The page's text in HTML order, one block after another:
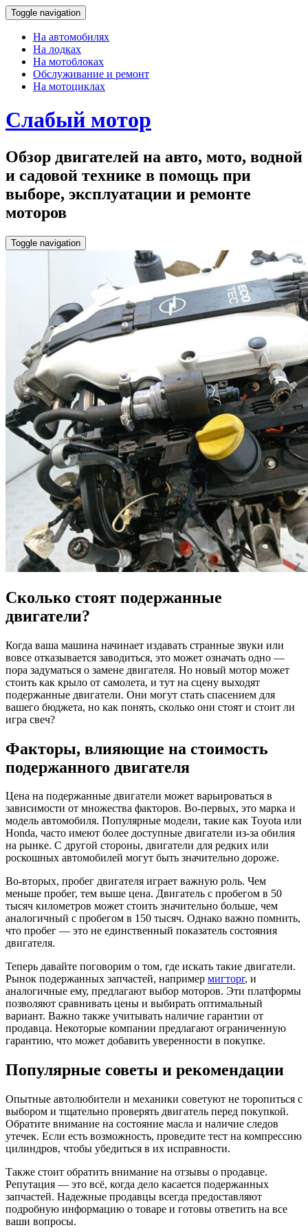
Toggle navigation
На автомобилях
На лодках
На мотоблоках
Обслуживание и ремонт
На мотоциклах
Слабый мотор
Обзор двигателей на авто, мото, водной
и садовой технике в помощь при
выборе, эксплуатации и ремонте
моторов
Toggle navigation
Сколько стоят подержанные
двигатели?
Когда ваша машина начинает издавать странные звуки или
вовсе отказывается заводиться, это может означать одно —
пора задуматься о замене двигателя. Но новый мотор может
стоить как крыло от самолета, и тут на сцену выходят
подержанные двигатели. Они могут стать спасением для
вашего бюджета, но как понять, сколько они стоят и стоит ли
игра свеч?
Факторы, влияющие на стоимость
подержанного двигателя
Цена на подержанные двигатели может варьироваться в
зависимости от множества факторов. Во-первых, это марка и
модель автомобиля. Популярные модели, такие как Toyota или
Honda, часто имеют более доступные двигатели из-за обилия
на рынке. С другой стороны, двигатели для редких или
роскошных автомобилей могут быть значительно дороже.
Во-вторых, пробег двигателя играет важную роль. Чем
меньше пробег, тем выше цена. Двигатель с пробегом в 50
тысяч километров может стоить значительно больше, чем
аналогичный с пробегом в 150 тысяч. Однако важно помнить,
что пробег — это не единственный показатель состояния
двигателя.
Теперь давайте поговорим о том, где искать такие двигатели.
Рынок подержанных запчастей, например мигторг, и
аналогичные ему, предлагают выбор моторов. Эти платформы
позволяют сравнивать цены и выбирать оптимальный
вариант. Важно также учитывать наличие гарантии от
продавца. Некоторые компании предлагают ограниченную
гарантию, что может добавить уверенности в покупке.
Популярные советы и рекомендации
Опытные автолюбители и механики советуют не торопиться с
выбором и тщательно проверять двигатель перед покупкой.
Обратите внимание на состояние масла и наличие следов
утечек. Если есть возможность, проведите тест на компрессию
цилиндров, чтобы убедиться в их исправности.
Также стоит обратить внимание на отзывы о продавце.
Репутация — это всё, когда дело касается подержанных
запчастей. Надежные продавцы всегда предоставляют
подробную информацию о товаре и готовы ответить на все
ваши вопросы.